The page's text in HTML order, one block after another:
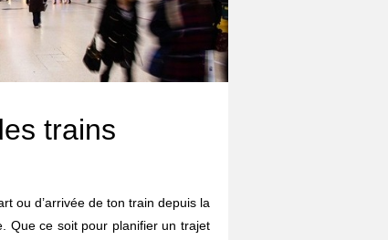
trains
ou d’arrivée de ton train depuis la
Que ce soit pour planifier un trajet